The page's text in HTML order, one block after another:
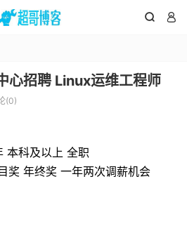
 
心招聘 Linux运维工程师
(0)
本科及以上 全职
奖 年终奖 一年两次调薪机会